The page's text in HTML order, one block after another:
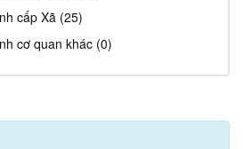
cấp Xã (25)
cơ quan khác (0)